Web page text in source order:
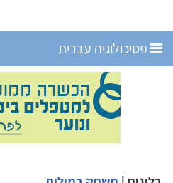
פסיכולוגיה עברית